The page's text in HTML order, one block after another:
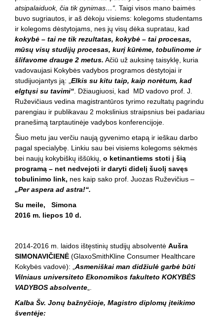
atsipalaiduok, čia tik gynimas…“. Taigi visos mano baimės
buvo sugriautos, ir aš dėkoju visiems: kolegoms studentams
ir kolegoms dėstytojams, nes jų visų dėka supratau, kad
kokybė – tai ne tik rezultatas, kokybė – tai procesas,
mūsų visų studijų procesas, kurį kūrėme, tobulinome ir
šlifavome drauge 2 metus. Ačiū už auksinę taisyklę, kuria
vadovaujasi Kokybės vadybos programos dėstytojai ir
studijuojantys ją: „ Elkis su kitu taip, kaip norėtum, kad
elgtųsi su tavimi“ . Džiaugiuosi, kad MD vadovo prof. J.
Ruževičiaus vedina magistrantūros tyrimo rezultatų pagrindu
parengiau ir publikavau 2 mokslinius straipsnius bei padariau
pranešimą tarptautinėje vadybos konferencijoje.
Šiuo metu jau verčiu naują gyvenimo etapą ir ieškau darbo
pagal specialybę. Linkiu sau bei visiems kolegoms sėkmės
bei naujų kokybiškų iššūkių, o ketinantiems stoti į šią
programą – net nedvejoti ir daryti didelį šuolį savęs
tobulinimo link, nes kaip sako prof. Juozas Ruževičius –
„Peraspera ad astra!“.
Su meile, Simona
2016 m. liepos 10 d.
2014-2016 m. laidos ištęstinių studijų absolventė Aušra
SIMONAVIČIENĖ (GlaxoSmithKline Consumer Healthcare
Kokybės vadovė): „ Asmeniškai man didžiulė garbė būti
Vilniaus universiteto Ekonomikos fakulteto KOKYBĖS
VADYBOS absolvente
Kalba Šv. Jonų bažnyčioje, Magistro diplomų įteikimo
šventėje: